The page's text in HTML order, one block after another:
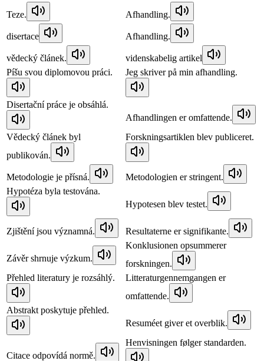
Teze.
Afhandling.
disertace Afhandling.
vědecký článek.
videnskabelig artikel
Píšu svou diplomovou práci.
Jeg skriver på min afhandling.
Disertační práce je obsáhlá.
Afhandlingen er omfattende.
Vědecký článek byl
publikován.
Forskningsartiklen blev publiceret.
Metodologie je přísná.
Metodologien er stringent.
Hypotéza byla testována.
Hypotesen blev testet.
Zjištění jsou významná. Resultaterne er signifikante.
Závěr shrnuje výzkum.
Konklusionen opsummerer
forskningen.
Přehled literatury je rozsáhlý.
Litteraturgennemgangen er
omfattende.
Abstrakt poskytuje přehled.
Resuméet giver et overblik.
Citace odpovídá normě.
Henvisningen følger standarden.